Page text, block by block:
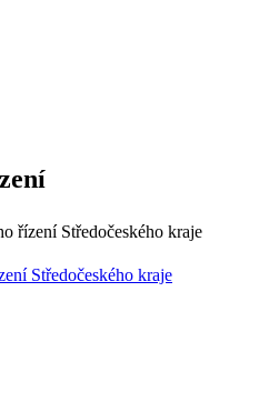
Středočeského kraje